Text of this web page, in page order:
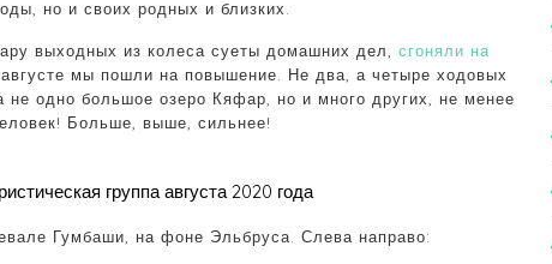
но и своих родных и близких.
выходных из колеса суеты домашних дел, сгоняли на
августе мы пошли на повышение. Не два, а четыре ходовых
одно большое озеро Кяфар, но и много других, не менее
Больше, выше, сильнее!
группа августа 2020 года
Гумбаши, на фоне Эльбруса. Слева направо: